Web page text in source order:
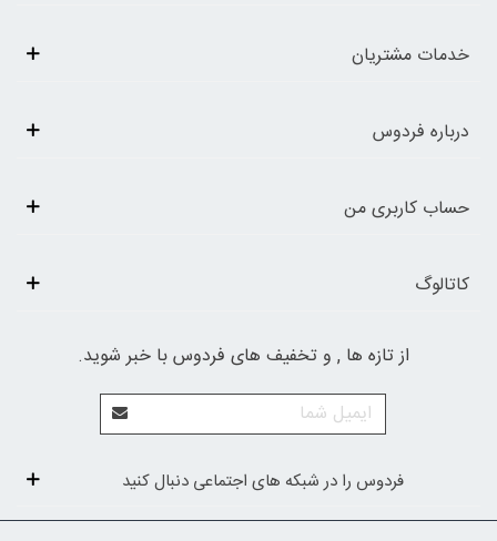
خدمات مشتریان
درباره فردوس
حساب کاربری من
کاتالوگ
از تازه ها , و تخفیف های فردوس با خبر شوید.
فردوس را در شبکه های اجتماعی دنبال کنید